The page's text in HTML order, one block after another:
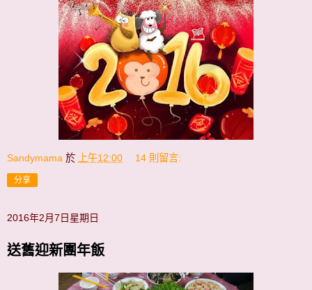
Sandymama 於 上午12:00 14 則留言:
分享
2016年2月7日星期日
送舊迎新團年飯